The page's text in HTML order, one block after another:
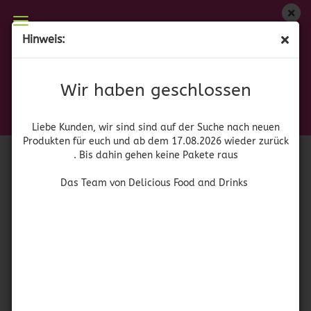
Hinweis:
Wir haben geschlossen
Liebe Kunden, wir sind sind auf der Suche nach neuen
Produkten für euch und ab dem 17.08.2026 wieder zurück
. Bis dahin gehen keine Pakete raus
Das Team von Delicious Food and Drinks
Wir haben geschlossen
zurück. Bis dahin gehen keine Pakete raus
Das Team von Delicious Food and Drinks
41943)